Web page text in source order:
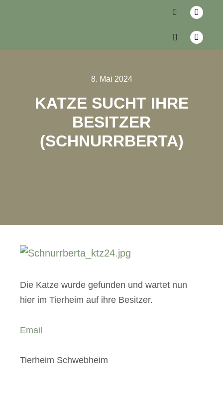
8. Mai 2024
KATZE SUCHT IHRE
BESITZER
(SCHNURRBERTA)
Die Katze wurde gefunden und wartet nun
hier im Tierheim auf ihre Besitzer.
Email
Tierheim Schwebheim